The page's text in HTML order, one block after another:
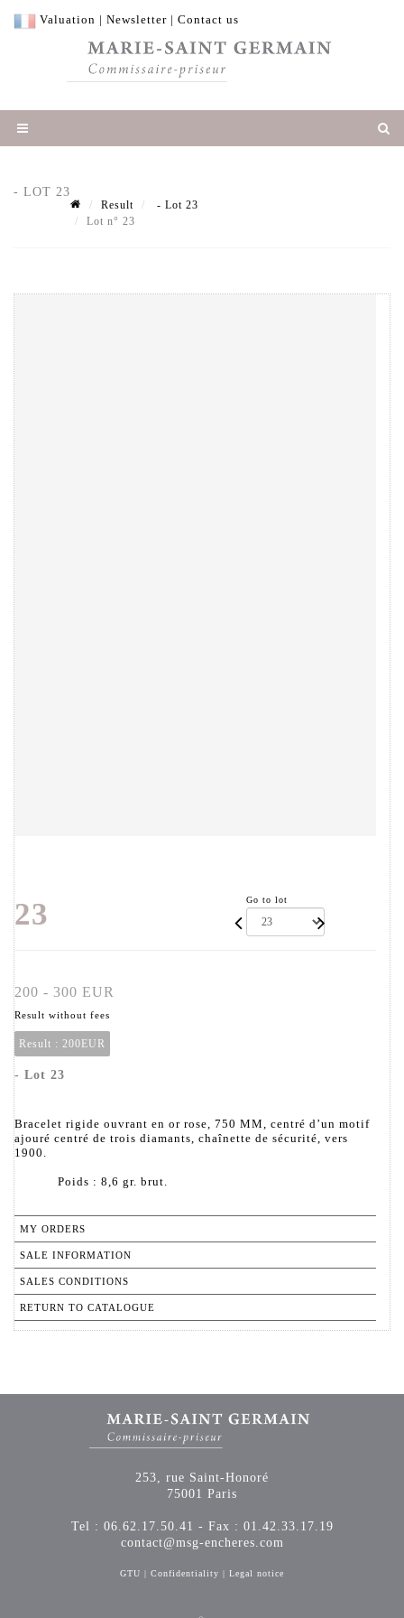
Valuation | Newsletter | Contact us
- LOT 23
Result
- Lot 23
Lot n° 23
23 Go to lot
200 - 300 EUR
Result without fees
Result : 200EUR
- Lot 23
Bracelet rigide ouvrant en or rose, 750 MM, centré d’un motif
ajouré centré de trois diamants, chaînette de sécurité, vers
1900.
Poids : 8,6 gr. brut.
MY ORDERS
SALE INFORMATION
SALES CONDITIONS
RETURN TO CATALOGUE
253, rue Saint-Honoré
75001 Paris
Tel : 06.62.17.50.41 - Fax : 01.42.33.17.19
contact@msg-encheres.com
GTU | Confidentiality | Legal notice